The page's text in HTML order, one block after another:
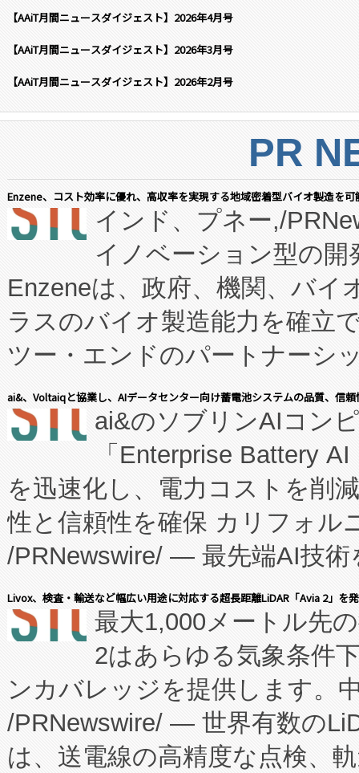
【AAiT月間ニュースダイジェスト】2026年4月号
【AAiT月間ニュースダイジェスト】2026年3月号
【AAiT月間ニュースダイジェスト】2026年2月号
PR
Enzene、コスト効率に優れ、高収率を実現する地域密着型バイオ製造を
インド、プネー,/
イノベーション型の
Enzeneは、政府、機関、バイ
ラスのバイオ製造能力を確立
ツー・エンドのパートナーシ
表しました。 同社の実績ある
manufacturing™ (FCCM™) プ
たNeXは、バイオ医薬品製造
従来のフェッドバッチ施設の
に、患者やサプライチェーン
キー方式で拡張性が高く、持
す。FCCM‑を活用した現地生
患者にとっての費用負担を大
のアクセスを大幅に拡大する
Fully-Connected Continuous
プログラムには、施設設計・
に関する技術移転および知的
ai&、Voltaiqと協業し、AIデータセンター向け蓄電池システムの品質、信
ai&のソブリンAIコン
「Enterprise Battery
を迅速化し、電力コストを削
性と信頼性を確保 カリフォル
/PRNewswire/ — 最先端AI技術
会社エーアイ・アンド：本社
President原信平）と、エンタ
ードするVoltaiqは、日本にあ
ーエネルギー貯蔵システム（
た。 Voltaiq独自のAI搭載プラ
定、統合、導入、運用に至る
Livox、検査・輸送など幅広い用途に対応する超長距離LiDAR「Avia 2」を
最大1,000メートル先
2はあらゆる気象条件
ンカバレッジを提供します。
/PRNewswire/ — 世界有数の
は、送電線の高精度な点検、